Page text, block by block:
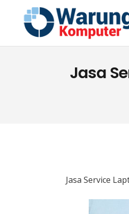
Jasa
Jasa Service